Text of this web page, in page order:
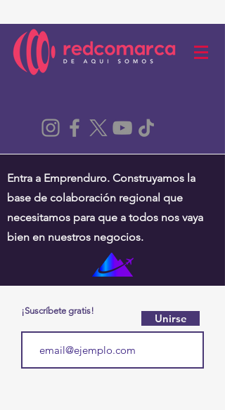
Entra a Emprenduro. Construyamos la
base de colaboración regional que
necesitamos para que a todos nos vaya
bien en nuestros negocios.
¡Suscríbete gratis!
Unirse